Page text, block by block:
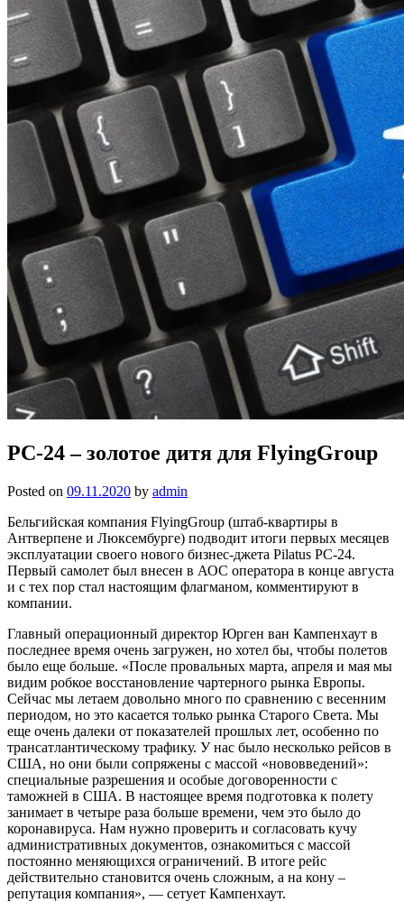
PC-24 – золотое дитя для FlyingGroup
Posted on 09.11.2020 by admin
Бельгийская компания FlyingGroup (штаб-квартиры в
Антверпене и Люксембурге) подводит итоги первых месяцев
эксплуатации своего нового бизнес-джета Pilatus PC-24.
Первый самолет был внесен в АОС оператора в конце августа
и с тех пор стал настоящим флагманом, комментируют в
компании.
Главный операционный директор Юрген ван Кампенхаут в
последнее время очень загружен, но хотел бы, чтобы полетов
было еще больше. «После провальных марта, апреля и мая мы
видим робкое восстановление чартерного рынка Европы.
Сейчас мы летаем довольно много по сравнению с весенним
периодом, но это касается только рынка Старого Света. Мы
еще очень далеки от показателей прошлых лет, особенно по
трансатлантическому трафику. У нас было несколько рейсов в
США, но они были сопряжены с массой «нововведений»:
специальные разрешения и особые договоренности с
таможней в США. В настоящее время подготовка к полету
занимает в четыре раза больше времени, чем это было до
коронавируса. Нам нужно проверить и согласовать кучу
административных документов, ознакомиться с массой
постоянно меняющихся ограничений. В итоге рейс
действительно становится очень сложным, а на кону –
репутация компания», — сетует Кампенхаут.